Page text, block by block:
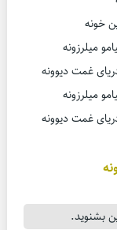
خونه
میلرزونه
غمت دیوونه
میلرزونه
غمت دیوونه
بشنوید.